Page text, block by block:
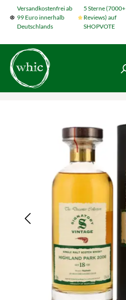
Zum Hauptinhalt springen
Versandkostenfrei ab
99 Euro innerhalb
Deutschlands
5 Sterne (7000+
Reviews) auf
SHOPVOTE
Bildergalerie überspringen